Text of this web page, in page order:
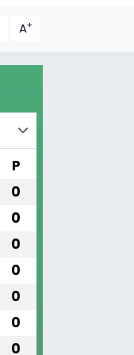
A+
P
0
0
0
0
0
0
0